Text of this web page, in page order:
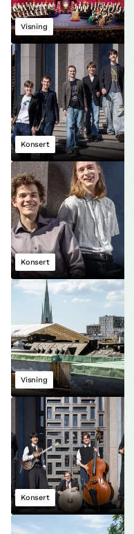
Visning
Konsert
Konsert
Visning
Konsert